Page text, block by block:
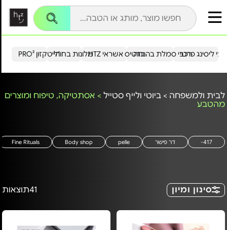
הייטקזון PRO²מלונות בחו"ל כרטיס אשראי HTZ ליסינג פרטירכבי סמלת בהנחה
לבית ולמשפחה > ביוטי ולייף סטייל > אסתטיקה, טיפוח ומוצרים
מהטבע
417- דר פישר pelle
Body shop
Fine Rituals
סינון ומיון 41תוצאות